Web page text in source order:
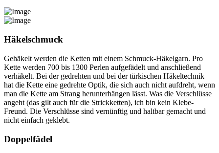
Häkelschmuck
Gehäkelt werden die Ketten mit einem Schmuck-Häkelgarn. Pro
Kette werden 700 bis 1300 Perlen aufgefädelt und anschließend
verhäkelt. Bei der gedrehten und bei der türkischen Häkeltechnik
hat die Kette eine gedrehte Optik, die sich auch nicht aufdreht, wenn
man die Kette am Strang herunterhängen lässt. Was die Verschlüsse
angeht (das gilt auch für die Strickketten), ich bin kein Klebe-
Freund. Die Verschlüsse sind vernünftig und haltbar gemacht und
nicht einfach geklebt.
Doppelfädel